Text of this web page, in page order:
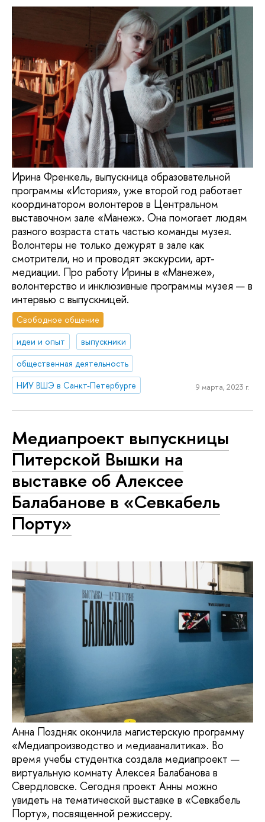
Ирина Френкель, выпускница образовательной
программы «История», уже второй год работает
координатором волонтеров в Центральном
выставочном зале «Манеж». Она помогает людям
разного возраста стать частью команды музея.
Волонтеры не только дежурят в зале как
смотрители, но и проводят экскурсии, арт-
медиации. Про работу Ирины в «Манеже»,
волонтерство и инклюзивные программы музея — в
интервью с выпускницей.
Свободное общение
идеи и опыт
выпускники
общественная деятельность
НИУ ВШЭ в Санкт-Петербурге
9 марта, 2023 г.
Медиапроект выпускницы
Питерской Вышки на
выставке об Алексее
Балабанове в «Севкабель
Порту»
Анна Поздняк окончила магистерскую программу
«Медиапроизводство и медиааналитика». Во
время учебы студентка создала медиапроект —
виртуальную комнату Алексея Балабанова в
Свердловске. Сегодня проект Анны можно
увидеть на тематической выставке в «Севкабель
Порту», посвященной режиссеру.